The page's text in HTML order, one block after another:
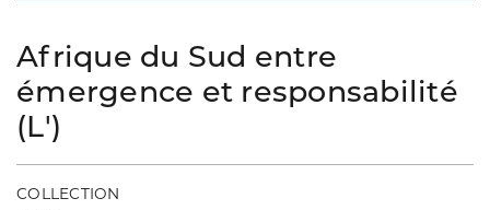
Afrique du Sud entre
émergence et responsabilité
(L')
COLLECTION